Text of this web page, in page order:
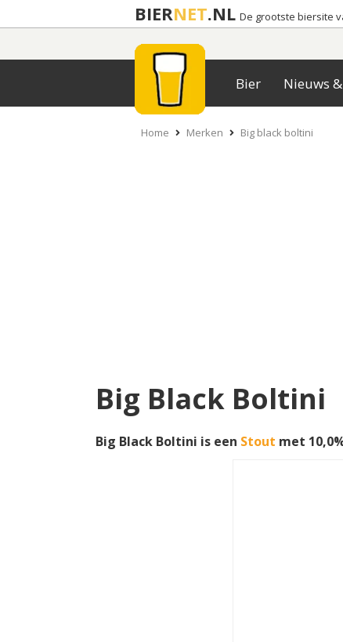
BIERNET.NL De grootste biersite
Bier Nieuws
Home Merken Big black boltini
Big Black Boltini
Big Black Boltini is een Stout met